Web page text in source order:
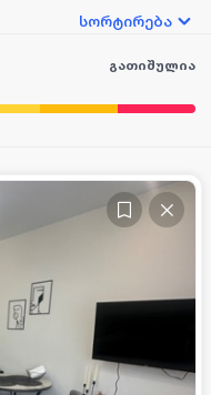
სორტირება
გათიშულია